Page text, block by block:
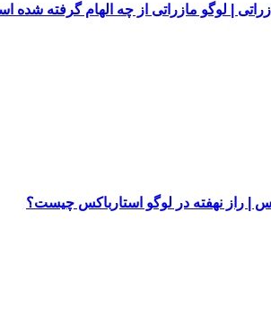
| لوگو مازراتی از چه الهام گرفته شده
| راز نهفته در لوگو استارباکس چیست؟